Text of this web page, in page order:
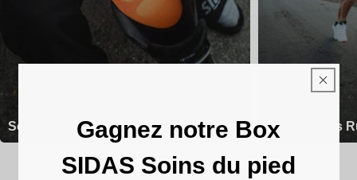
Semelles Chaussettes
Gagnez notre Box
SIDAS Soins du pied